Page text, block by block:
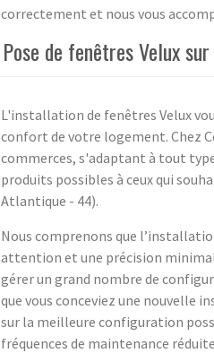
correctement et nous vous
Pose de fenêtres Velux
L'installation de fenêtres Velux
confort de votre logement. Chez
commerces, s'adaptant à tout
produits possibles à ceux qui
Atlantique - 44).
Nous comprenons que
attention et une précision
gérer un grand nombre de
que vous conceviez une nouvelle
sur la meilleure configuration
fréquences de maintenance